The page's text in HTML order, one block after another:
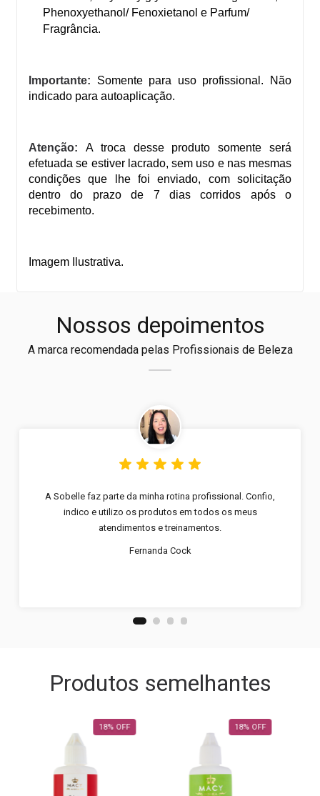
Phenoxyethanol/ Fenoxietanol e Parfum/
Fragrância.
Importante: Somente para uso profissional. Não
indicado para autoaplicação.
Atenção: A troca desse produto somente será
efetuada se estiver lacrado, sem uso e nas mesmas
condições que lhe foi enviado, com solicitação
dentro do prazo de 7 dias corridos após o
recebimento.
Imagem Ilustrativa.
Nossos depoimentos
A marca recomendada pelas Profissionais de Beleza
A Sobelle faz parte da minha rotina profissional. Confio,
indico e utilizo os produtos em todos os meus
atendimentos e treinamentos.
Fernanda Cock
Produtos semelhantes
18% OFF 18% OFF